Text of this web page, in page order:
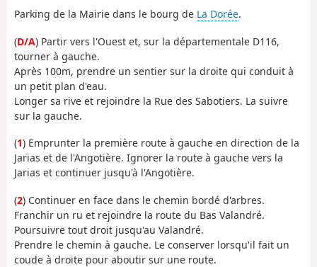
Parking de la Mairie dans le bourg de La Dorée.
(D/A) Partir vers l'Ouest et, sur la départementale D116,
tourner à gauche.
Après 100m, prendre un sentier sur la droite qui conduit à
un petit plan d'eau.
Longer sa rive et rejoindre la Rue des Sabotiers. La suivre
sur la gauche.
(1) Emprunter la première route à gauche en direction de la
Jarias et de l'Angotière. Ignorer la route à gauche vers la
Jarias et continuer jusqu'à l'Angotière.
(2) Continuer en face dans le chemin bordé d'arbres.
Franchir un ru et rejoindre la route du Bas Valandré.
Poursuivre tout droit jusqu'au Valandré.
Prendre le chemin à gauche. Le conserver lorsqu'il fait un
coude à droite pour aboutir sur une route.